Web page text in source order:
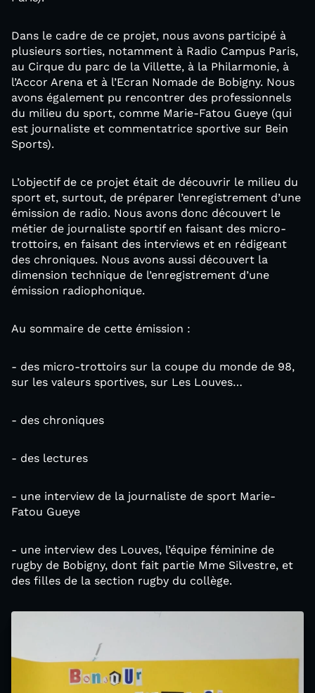
Dans le cadre de ce projet, nous avons participé à
plusieurs sorties, notamment à Radio Campus Paris,
au Cirque du parc de la Villette, à la Philarmonie, à
l’Accor Arena et à l’Ecran Nomade de Bobigny. Nous
avons également pu rencontrer des professionnels
du milieu du sport, comme Marie-Fatou Gueye (qui
est journaliste et commentatrice sportive sur Bein
Sports).
L’objectif de ce projet était de découvrir le milieu du
sport et, surtout, de préparer l’enregistrement d’une
émission de radio. Nous avons donc découvert le
métier de journaliste sportif en faisant des micro-
trottoirs, en faisant des interviews et en rédigeant
des chroniques. Nous avons aussi découvert la
dimension technique de l’enregistrement d’une
émission radiophonique.
Au sommaire de cette émission :
- des micro-trottoirs sur la coupe du monde de 98,
sur les valeurs sportives, sur Les Louves…
- des chroniques
- des lectures
- une interview de la journaliste de sport Marie-
Fatou Gueye
- une interview des Louves, l’équipe féminine de
rugby de Bobigny, dont fait partie Mme Silvestre, et
des filles de la section rugby du collège.